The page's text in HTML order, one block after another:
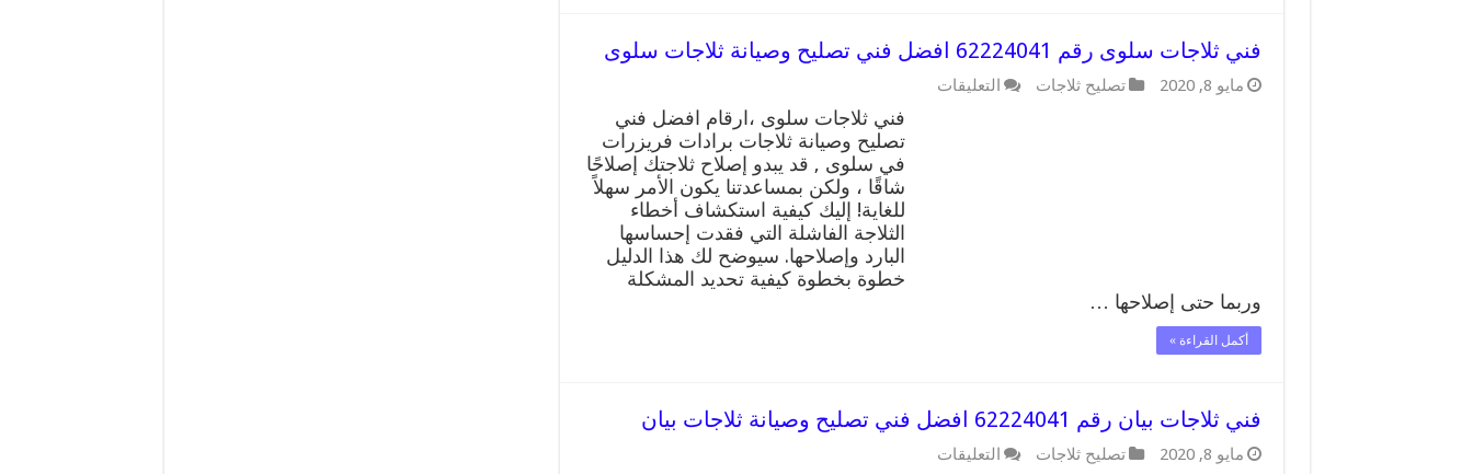
فني ثلاجات سلوى رقم 62224041 افضل فني تصليح وصيانة ثلاجات سلوى
مايو 8, 2020 تصليح ثلاجات التعليقات
ثلاجات
سلوى
62224041
افضل
تصليح
وصيانة
ثلاجات
فني ثلاجات سلوى ،ارقام افضل فني
تصليح وصيانة ثلاجات برادات فريزرات
في سلوى , قد يبدو إصلاح ثلاجتك إصلاحًا
شاقًا ، ولكن بمساعدتنا يكون الأمر سهلاً
للغاية! إليك كيفية استكشاف أخطاء
الثلاجة الفاشلة التي فقدت إحساسها
البارد وإصلاحها. سيوضح لك هذا الدليل
خطوة بخطوة كيفية تحديد المشكلة
وربما حتى إصلاحها …
أكمل القراءة »
فني ثلاجات بيان رقم 62224041 افضل فني تصليح وصيانة ثلاجات بيان
مايو 8, 2020 تصليح ثلاجات التعليقات